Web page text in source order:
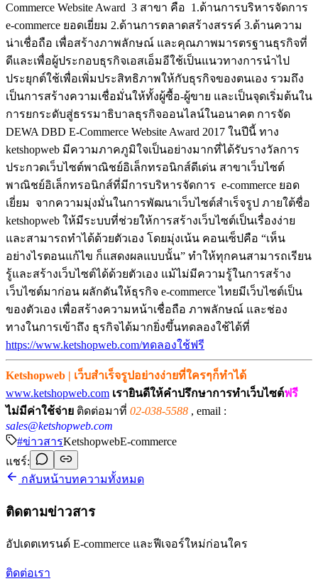
Commerce Website Award 3 สาขา คือ 1.ด้านการบริหารจัดการ
e-commerce ยอดเยี่ยม 2.ด้านการตลาดสร้างสรรค์ 3.ด้านความ
น่าเชื่อถือ เพื่อสร้างภาพลักษณ์ และคุณภาพมารตรฐานธุรกิจที่
ดีและเพื่อผู้ประกอบธุรกิจเอสเอ็มอีใช้เป็นแนวทางการนำไป
ประยุกต์ใช้เพื่อเพิ่มประสิทธิภาพให้กับธุรกิจของตนเอง รวมถึง
เป็นการสร้างความเชื่อมั่นให้ทั้งผู้ซื้อ-ผู้ขาย และเป็นจุดเริ่มต้นใน
การยกระดับสู่ธรรมาธิบาลธุรกิจออนไลน์ในอนาคต การจัด
DEWA DBD E-Commerce Website Award 2017 ในปีนี้ ทาง
ketshopweb มีความภาคภูมิใจเป็นอย่างมากที่ได้รับรางวัลการ
ประกวดเว็บไซต์พาณิชย์อิเล็กทรอนิกส์ดีเด่น สาขาเว็บไซต์
พาณิชย์อิเล็กทรอนิกส์ที่มีการบริหารจัดการ e-commerce ยอด
เยี่ยม จากความมุ่งมั่นในการพัฒนาเว็บไซต์สำเร็จรูป ภายใต้ชื่อ
ketshopweb ให้มีระบบที่ช่วยให้การสร้างเว็บไซต์เป็นเรื่องง่าย
และสามารถทำได้ด้วยตัวเอง โดยมุ่งเน้น คอนเซ็ปคือ “เห็น
อย่างไรตอนแก้ไข ก็แสดงผลแบบนั้น” ทำให้ทุกคนสามารถเรียน
รู้และสร้างเว็บไซต์ได้ด้วยตัวเอง แม้ไม่มีความรู้ในการสร้าง
เว็บไซต์มาก่อน ผลักดันให้ธุรกิจ e-commerce ไทยมีเว็บไซต์เป็น
ของตัวเอง เพื่อสร้างความหน้าเชื่อถือ ภาพลักษณ์ และช่อง
ทางในการเข้าถึง ธุรกิจได้มากยิ่งขึ้นทดลองใช้ได้ที่
https://www.ketshopweb.com/ทดลองใช้ฟรี
Ketshopweb | เว็บสำเร็จรูปอย่างง่ายที่ใครๆก็ทำได้
www.ketshopweb.com เรายินดีให้คำปรึกษาการทำเว็บไซต์ฟรี
ไม่มีค่าใช้จ่าย ติดต่อมาที่ 02-038-5588 , email :
sales@ketshopweb.com
#ข่าวสารKetshopwebE-commerce
แชร์:
กลับหน้าบทความทั้งหมด
ติดตามข่าวสาร
อัปเดตเทรนด์ E-commerce และฟีเจอร์ใหม่ก่อนใคร
ติดต่อเรา